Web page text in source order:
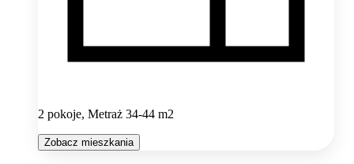
2 pokoje, Metraż 34-44 m2
Zobacz mieszkania